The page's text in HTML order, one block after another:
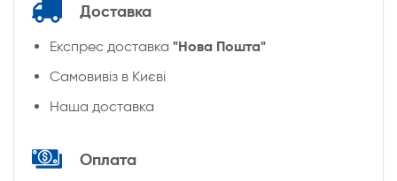
Доставка
Експрес доставка "Нова Пошта"
Cамовивіз в Києві
Наша доставка
Оплата